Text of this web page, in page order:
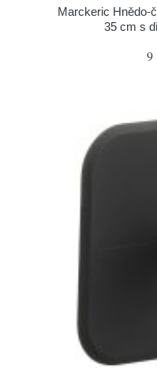
Marckeric Hnědo-
35 cm s
9